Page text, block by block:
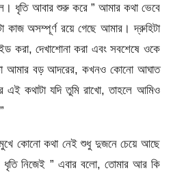
ধৃতি আবার শুরু করে ” আমার কথা ভেবে
কাজ অসম্পূর্ণ রয়ে গেছে আমার। দ্রুহিটা
করা, দেখাশোনা করা এবং সবশেষে ওকে
আমার বড় আদরের, কখনও কোনো আঘাত
কথাটা যদি তুমি রাখো, তাহলে আমিও
কোনো কথা নেই শুধু দুজনে চেয়ে আছে
ধৃতি নিজেই ” এবার বলো, তোমার আর কি